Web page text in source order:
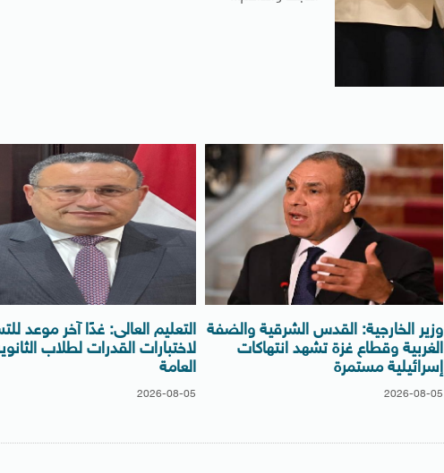
وزير الخارجية: القدس الشرقية والضفة
الغربية وقطاع غزة تشهد انتهاكات
إسرائيلية مستمرة
2026-08-05
التعليم العالى: غدًا آخر موعد
لاختبارات القدرات لطلاب
العامة
2026-08-05